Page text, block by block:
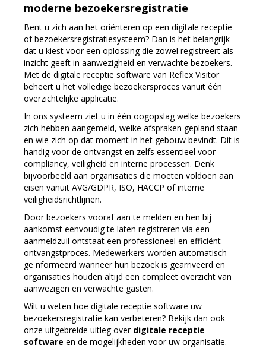
moderne bezoekersregistratie
Bent u zich aan het oriënteren op een digitale receptie
of bezoekersregistratiesysteem? Dan is het belangrijk
dat u kiest voor een oplossing die zowel registreert als
inzicht geeft in aanwezigheid en verwachte bezoekers.
Met de digitale receptie software van Reflex Visitor
beheert u het volledige bezoekersproces vanuit één
overzichtelijke applicatie.
In ons systeem ziet u in één oogopslag welke bezoekers
zich hebben aangemeld, welke afspraken gepland staan
en wie zich op dat moment in het gebouw bevindt. Dit is
handig voor de ontvangst en zelfs essentieel voor
compliancy, veiligheid en interne processen. Denk
bijvoorbeeld aan organisaties die moeten voldoen aan
eisen vanuit AVG/GDPR, ISO, HACCP of interne
veiligheidsrichtlijnen.
Door bezoekers vooraf aan te melden en hen bij
aankomst eenvoudig te laten registreren via een
aanmeldzuil ontstaat een professioneel en efficiënt
ontvangstproces. Medewerkers worden automatisch
geïnformeerd wanneer hun bezoek is gearriveerd en
organisaties houden altijd een compleet overzicht van
aanwezigen en verwachte gasten.
Wilt u weten hoe digitale receptie software uw
bezoekersregistratie kan verbeteren? Bekijk dan ook
onze uitgebreide uitleg over digitale receptie
software en de mogelijkheden voor uw organisatie.